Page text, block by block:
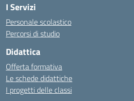
I Servizi
Personale scolastico
Percorsi di studio
Didattica
Offerta formativa
Le schede didattiche
I progetti delle classi